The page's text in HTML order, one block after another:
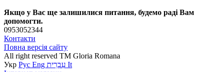
Якщо у Вас ще залишилися питання, будемо раді Вам
допомогти.
0953052344
Контакти
Повна версія сайту
All right reserved TM Gloria Romana
Укр Рус Eng
It